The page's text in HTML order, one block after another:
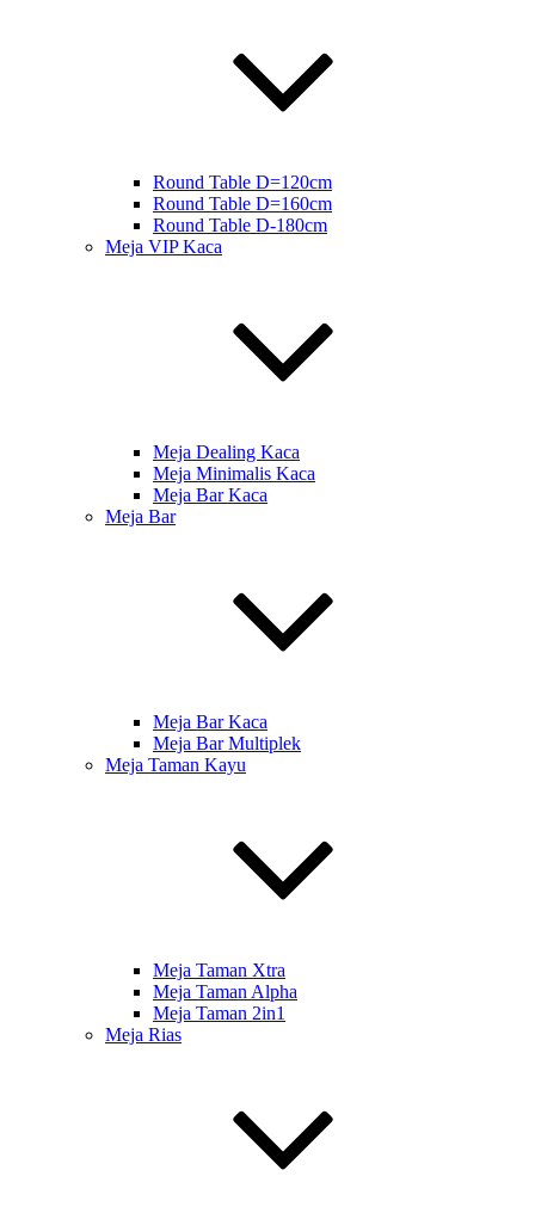
Round Table D=120cm
Round Table D=160cm
Round Table D-180cm
Meja VIP Kaca
Meja Dealing Kaca
Meja Minimalis Kaca
Meja Bar Kaca
Meja Bar
Meja Bar Kaca
Meja Bar Multiplek
Meja Taman Kayu
Meja Taman Xtra
Meja Taman Alpha
Meja Taman 2in1
Meja Rias